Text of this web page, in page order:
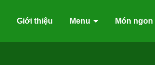
Giới thiệu Menu Món